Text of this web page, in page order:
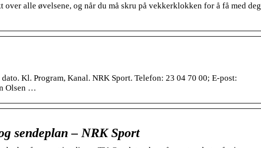
alle øvelsene, og når du må skru på vekkerklokken for å få med deg
Kl. Program, Kanal. NRK Sport. Telefon: 23 04 70 00; E-post:
Olsen …
sendeplan – NRK Sport